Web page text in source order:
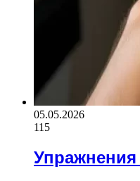
05.05.2026
115
Упражнения